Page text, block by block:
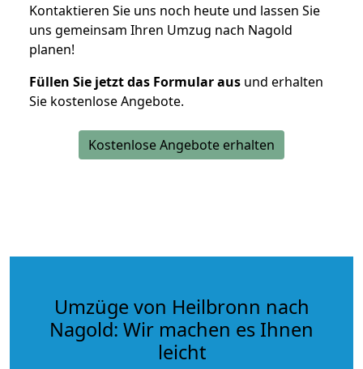
Kontaktieren Sie uns noch heute und lassen Sie
uns gemeinsam Ihren Umzug nach Nagold
planen!
Füllen Sie jetzt das Formular aus und erhalten
Sie kostenlose Angebote.
Kostenlose Angebote erhalten
Umzüge von Heilbronn nach
Nagold: Wir machen es Ihnen
leicht